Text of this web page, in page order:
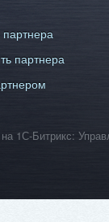
партнера
на 1С-Битрикс: